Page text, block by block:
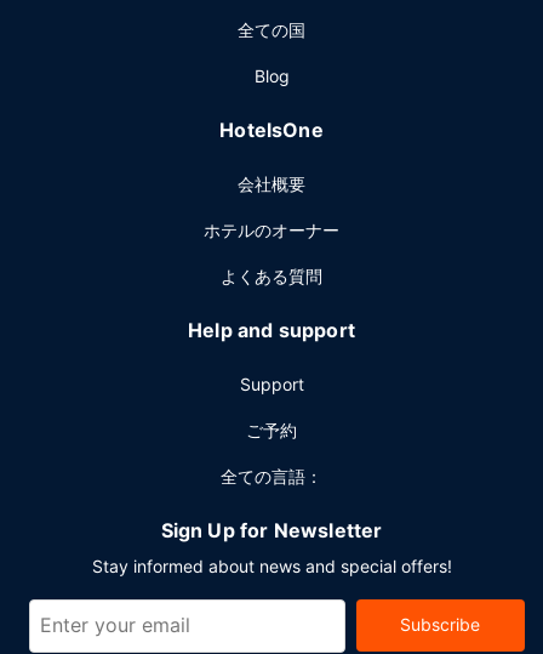
全ての国
Blog
HotelsOne
会社概要
ホテルのオーナー
よくある質問
Help and support
Support
ご予約
全ての言語：
Sign Up for Newsletter
Stay informed about news and special offers!
Subscribe